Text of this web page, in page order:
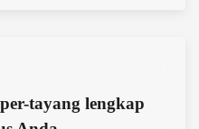
tayang lengkap